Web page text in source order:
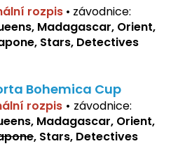
rozpis • závodnice:
Madagascar, Orient,
Stars, Detectives
Bohemica Cup
rozpis • závodnice:
Madagascar, Orient,
, Stars, Detectives